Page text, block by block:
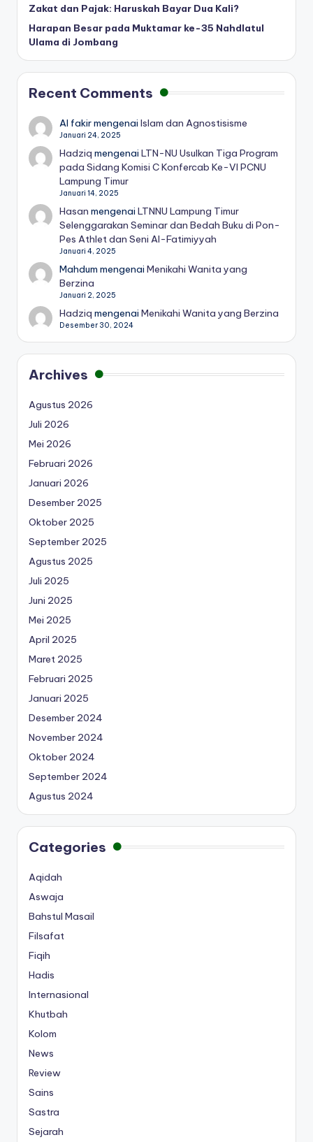
Zakat dan Pajak: Haruskah Bayar Dua Kali?
Harapan Besar pada Muktamar ke-35 Nahdlatul
Ulama di Jombang
Recent Comments
Al fakirmengenaiIslam dan Agnostisisme
Januari 24, 2025
Hadziq mengenaiLTN-NU Usulkan Tiga Program
pada Sidang Komisi C Konfercab Ke-VI PCNU
Lampung Timur
Januari 14, 2025
Hasan mengenaiLTNNU Lampung Timur
Selenggarakan Seminar dan Bedah Buku di Pon-
Pes Athlet dan Seni Al-Fatimiyyah
Januari 4, 2025
Mahdum mengenaiMenikahi Wanita yang
Berzina
Januari 2, 2025
Hadziq mengenaiMenikahi Wanita yang Berzina
Desember 30, 2024
Archives
Agustus 2026
Juli 2026
Mei 2026
Februari 2026
Januari 2026
Desember 2025
Oktober 2025
September 2025
Agustus 2025
Juli 2025
Juni 2025
Mei 2025
April 2025
Maret 2025
Februari 2025
Januari 2025
Desember 2024
November 2024
Oktober 2024
September 2024
Agustus 2024
Categories
Aqidah
Aswaja
Bahstul Masail
Filsafat
Fiqih
Hadis
Internasional
Khutbah
Kolom
News
Review
Sains
Sastra
Sejarah